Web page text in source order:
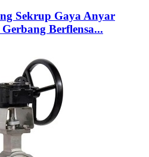
Sekrup Gaya Anyar
Berflensa...